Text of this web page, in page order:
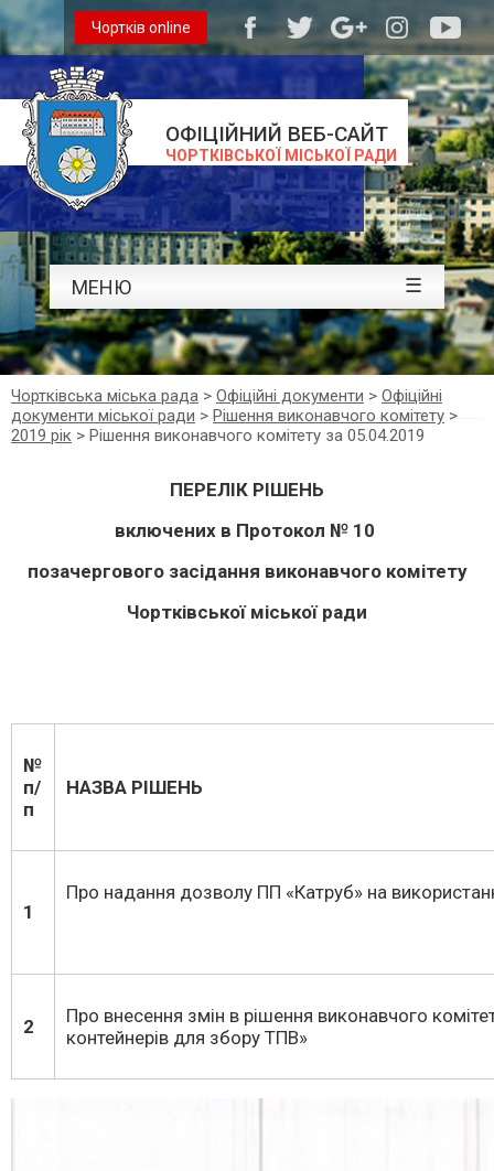
ОФІЦІЙНИЙ ВЕБ-САЙТ
ЧОРТКІВСЬКОЇ МІСЬКОЇ РАДИ
Чортків online
МЕНЮ ☰
Чортківська міська рада > Офіційні документи > Офіційні
документи міської ради > Рішення виконавчого комітету >
2019 рік > Рішення виконавчого комітету за 05.04.2019
ПЕРЕЛІК РІШЕНЬ
включених в Протокол № 10
позачергового засідання виконавчого комітету
Чортківської міської ради
№
п/
п
НАЗВА РІШЕНЬ
1
Про надання дозволу ПП «Катруб» на
2
Про внесення змін в рішення виконавчого
контейнерів для збору ТПВ»